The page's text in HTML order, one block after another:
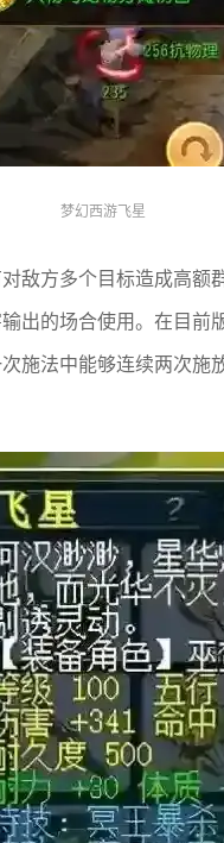
梦幻西游飞星
敌方多个目标造成高额
出的场合使用。在目前
施法中能够连续两次施